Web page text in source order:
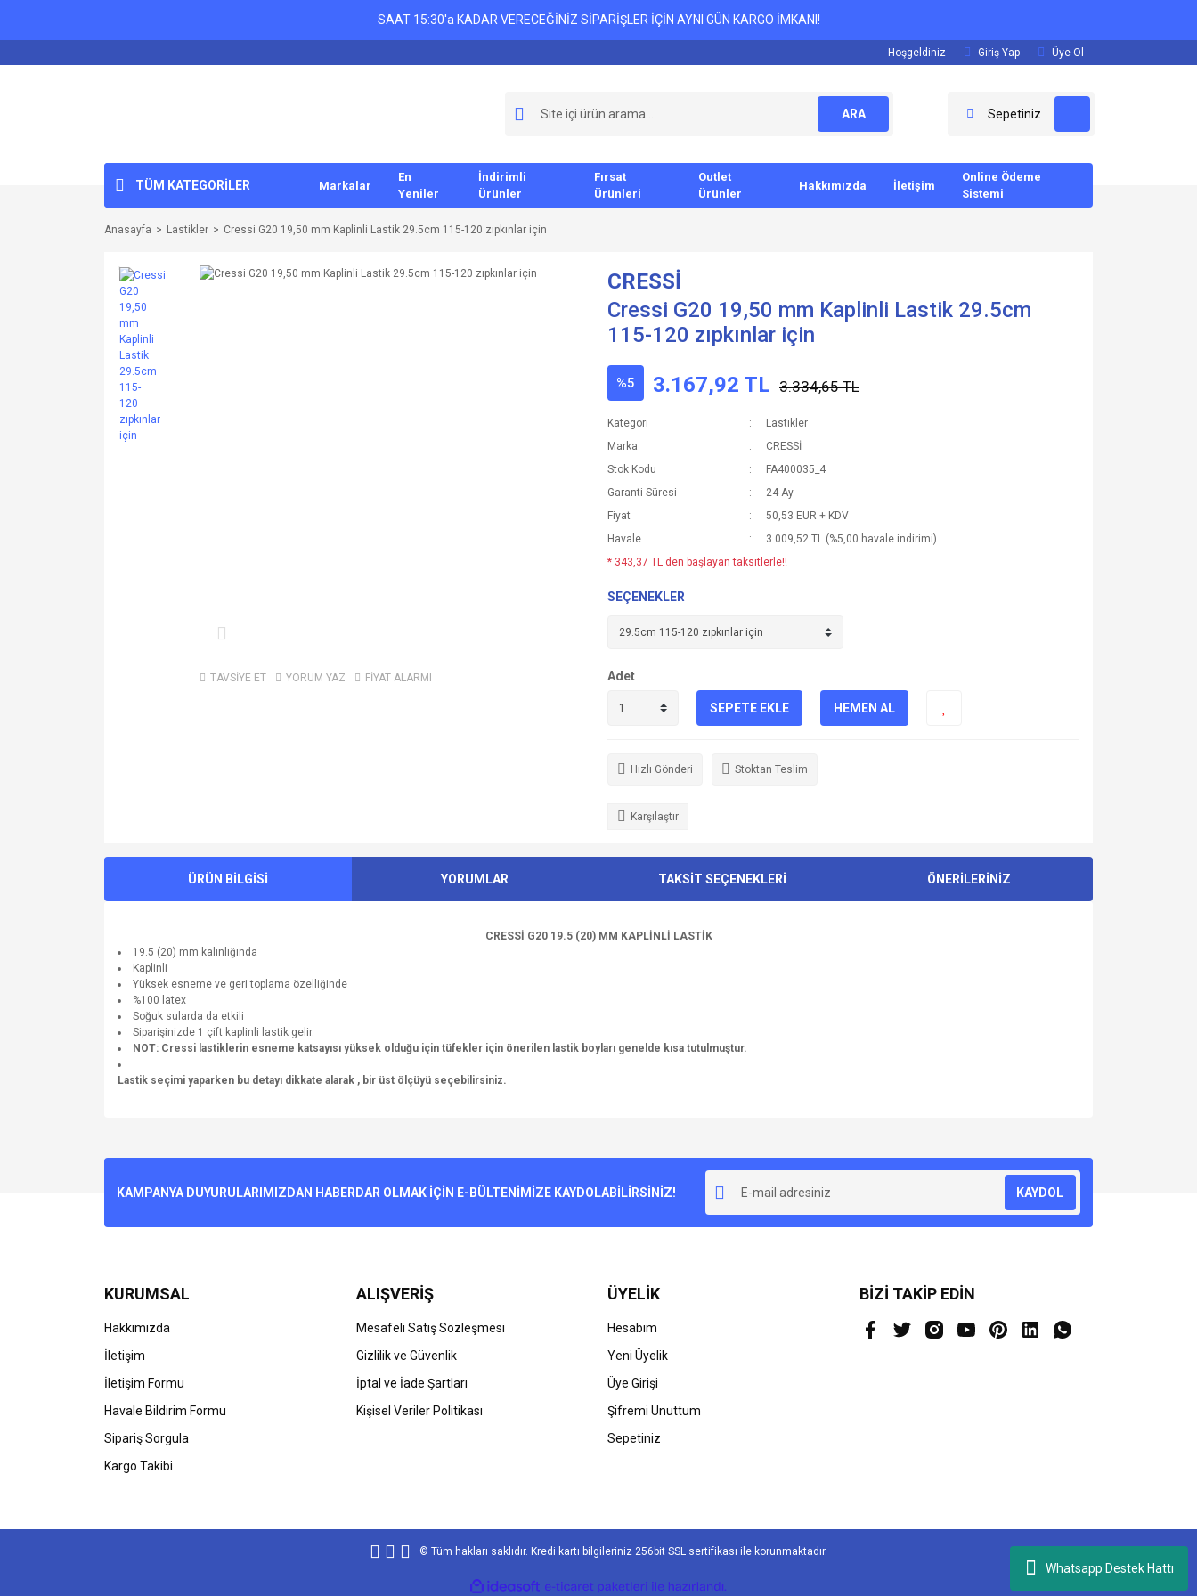
Whatsapp Destek Hattı
SAAT 15:30'a KADAR VERECEĞİNİZ SİPARİŞLER İÇİN AYNI GÜN KARGO İMKANI!
Hoşgeldiniz Giriş Yap Üye Ol
ARA Sepetiniz
TÜM KATEGORİLER Markalar
En
Yeniler
İndirimli
Ürünler
Fırsat
Ürünleri
Outlet
Ürünler
Hakkımızda İletişim
Online Ödeme
Sistemi
Anasayfa Lastikler Cressi G20 19,50 mm Kaplinli Lastik 29.5cm 115-120 zıpkınlar için
TAVSİYE ET YORUM YAZ FİYAT ALARMI
CRESSİ
Cressi G20 19,50 mm Kaplinli Lastik 29.5cm
115-120 zıpkınlar için
%5 3.167,92 TL 3.334,65 TL
Kategori
Lastikler
Marka
CRESSİ
Stok Kodu
FA400035_4
Garanti Süresi
24 Ay
Fiyat
50,53 EUR + KDV
Havale
3.009,52 TL (%5,00 havale indirimi)
* 343,37 TL den başlayan taksitlerle!!
SEÇENEKLER
Adet
SEPETE EKLE HEMEN AL
Hızlı Gönderi Stoktan Teslim
Karşılaştır
ÜRÜN BİLGİSİ YORUMLAR TAKSİT SEÇENEKLERİ ÖNERİLERİNİZ
CRESSİ G20 19.5 (20) MM KAPLİNLİ LASTİK
19.5 (20) mm kalınlığında
Kaplinli
Yüksek esneme ve geri toplama özelliğinde
%100 latex
Soğuk sularda da etkili
Siparişinizde 1 çift kaplinli lastik gelir.
NOT: Cressi lastiklerin esneme katsayısı yüksek olduğu için tüfekler için önerilen lastik boyları genelde kısa tutulmuştur.
Lastik seçimi yaparken bu detayı dikkate alarak , bir üst ölçüyü seçebilirsiniz.
Ürün resmi kalitesiz, bozuk veya görüntülenemiyor.
Bu ürüne benzer farklı alternatifler olmalı.
Gönder
KAMPANYA DUYURULARIMIZDAN HABERDAR OLMAK İÇİN E-BÜLTENİMİZE KAYDOLABİLİRSİNİZ! KAYDOL
KURUMSAL
Hakkımızda
İletişim
İletişim Formu
Havale Bildirim Formu
Sipariş Sorgula
Kargo Takibi
ALIŞVERİŞ
Mesafeli Satış Sözleşmesi
Gizlilik ve Güvenlik
İptal ve İade Şartları
Kişisel Veriler Politikası
ÜYELİK
Hesabım
Yeni Üyelik
Üye Girişi
Şifremi Unuttum
Sepetiniz
BİZİ TAKİP EDİN
© Tüm hakları saklıdır. Kredi kartı bilgileriniz 256bit SSL sertifikası ile korunmaktadır.
ideasoft e-